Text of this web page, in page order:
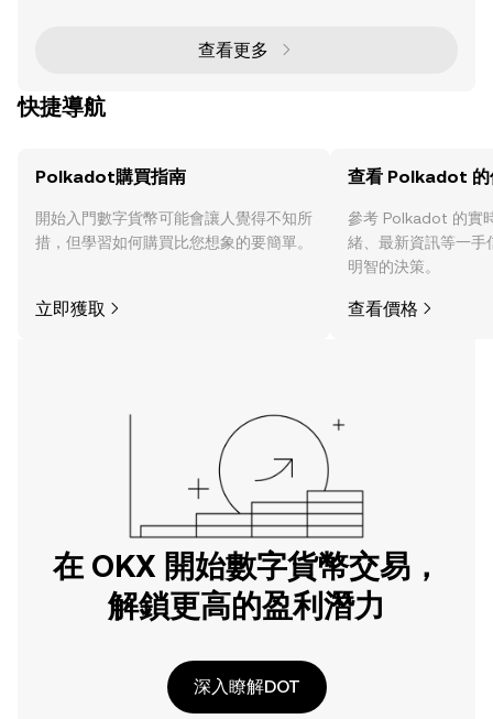
中的角色，以及它們對市場的更廣泛影響。 什麼是加
密貨幣 ETFs？為什麼它們重要？ 加密貨幣 ETFs
查看更多
快捷導航
Polkadot購買指南
開始入門數字貨幣可能會讓人覺得不知所
措，但學習如何購買比您想象的要簡單。
立即獲取
查看 Polkadot 的
參考 Polkadot 的實
緒、最新資訊等一手
明智的決策。
查看價格
在 OKX 開始數字貨幣交易，
解鎖更高的盈利潛力
深入瞭解DOT